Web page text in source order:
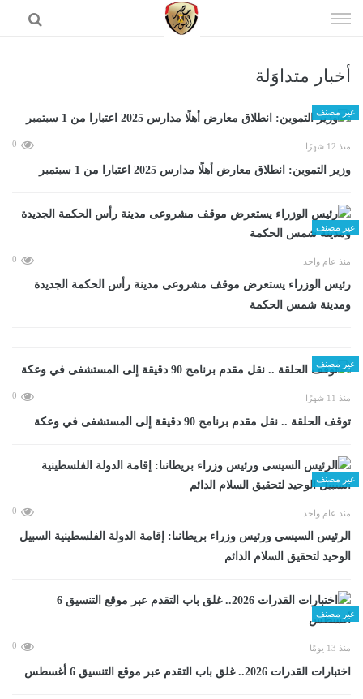
الى
أخبار متداوَلة
غير مصنف
منذ 12 شهرًا 0
وزير التموين: انطلاق معارض أهلًا مدارس 2025 اعتبارا من 1 سبتمبر
غير مصنف
منذ عام واحد 0
رئيس الوزراء يستعرض موقف مشروعى مدينة رأس الحكمة الجديدة
ومدينة شمس الحكمة
غير مصنف
منذ 11 شهرًا 0
توقف الحلقة .. نقل مقدم برنامج 90 دقيقة إلى المستشفى في وعكة
غير مصنف
منذ عام واحد 0
الرئيس السيسى ورئيس وزراء بريطانىا: إقامة الدولة الفلسطينية السبيل
الوحيد لتحقيق السلام الدائم
غير مصنف
منذ 13 يومًا 0
اختبارات القدرات 2026.. غلق باب التقدم عبر موقع التنسيق 6 أغسطس